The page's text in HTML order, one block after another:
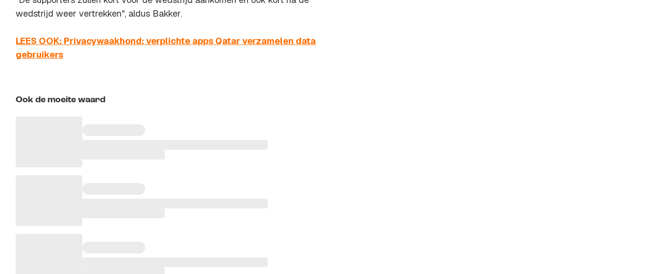
wedstrijd weer vertrekken", aldus Bakker.
LEES OOK: Privacywaakhond: verplichte apps Qatar verzamelen data
gebruikers
Ook de moeite waard